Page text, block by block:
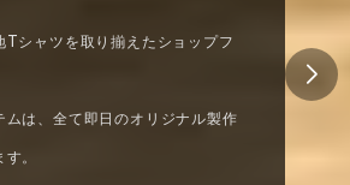
Tシャツを取り揃えたショップフ
ムは、全て即日のオリジナル製作
。